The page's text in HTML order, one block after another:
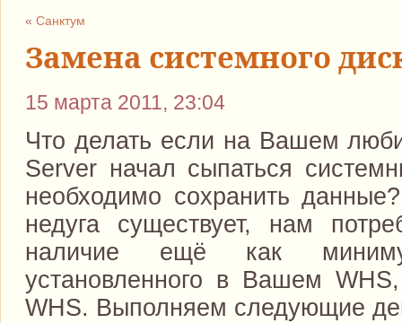
«Санктум
Замена системного
15 марта 2011, 23:04
Что делать если на Вашем
Server начал сыпаться
необходимо сохранить
недуга существует, нам
наличие ещё как
установленного в Вашем
WHS. Выполняем следующие